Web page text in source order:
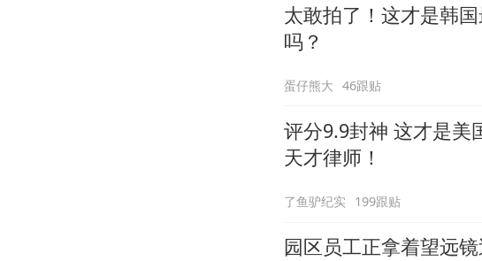
太敢拍了！这才是韩
吗？
蛋仔熊大 46跟贴
评分9.9封神 这才是美
天才律师！
了鱼驴纪实 199跟贴
园区员工正拿着望远